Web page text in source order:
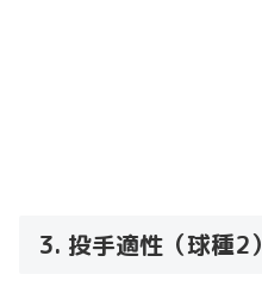
3. 投手適性（球種2）